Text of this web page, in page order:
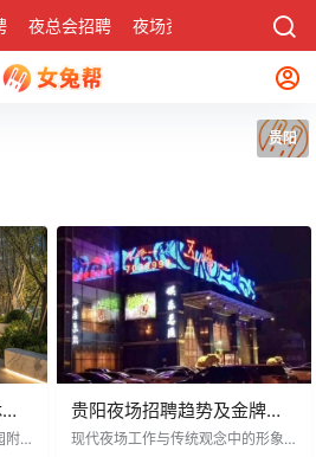
夜总会招聘 夜场资讯 社区
贵阳
附
贵阳夜场招聘趋势及金牌模
特要求解析
现代夜场工作与传统观念中的形象